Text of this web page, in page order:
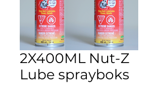
2X400ML Nut-Z
Lube sprayboks